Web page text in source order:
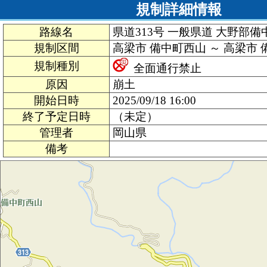
規制詳細情報
路線名
県道313号 一般県道 大野部備
規制区間
高梁市 備中町西山 ～ 高梁市
規制種別
全面通行禁止
原因
崩土
開始日時
2025/09/18 16:00
終了予定日時
（未定）
管理者
岡山県
備考